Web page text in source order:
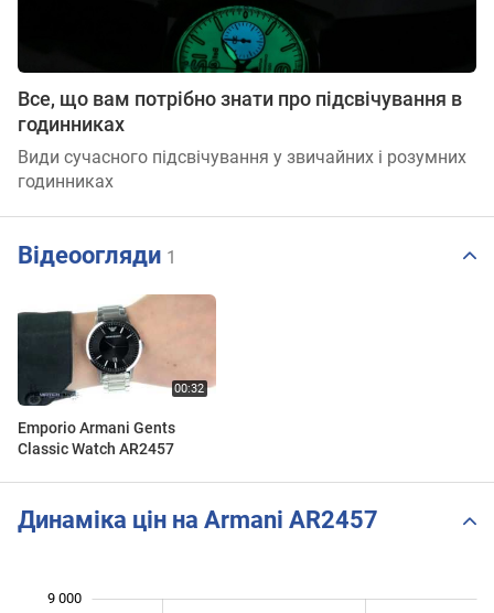
Все, що вам потрібно знати про підсвічування в
годинниках
Види сучасного підсвічування у звичайних і розумних
годинниках
Відеоогляди 1
Emporio Armani Gents
Classic Watch AR2457
Динаміка цін на Armani AR2457
9 000